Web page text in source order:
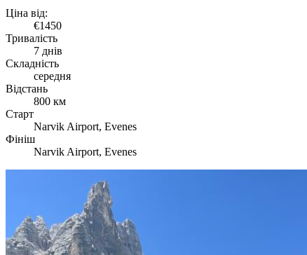
Ціна від:
€1450
Тривалість
7 днів
Складність
середня
Відстань
800 км
Старт
Narvik Airport, Evenes
Фініш
Narvik Airport, Evenes